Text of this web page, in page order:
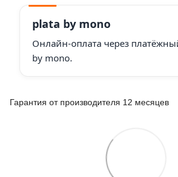
plata by mono
Онлайн-оплата через
by mono.
Гарантия от производителя 12 месяцев